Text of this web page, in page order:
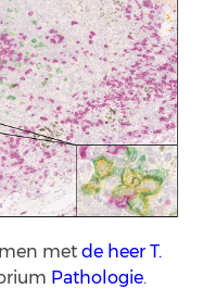
met de heer T.
Pathologie.